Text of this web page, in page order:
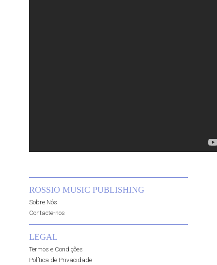
ROSSIO MUSIC PUBLISHING
Sobre Nós
Contacte-nos
LEGAL
Termos e Condições
Política de Privacidade